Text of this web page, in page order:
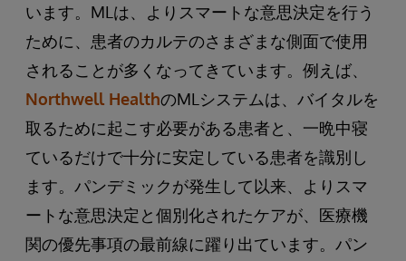
います。MLは、よりスマートな意思決定を行う
ために、患者のカルテのさまざまな側面で使用
されることが多くなってきています。例えば、
Northwell HealthのMLシステムは、バイタルを
取るために起こす必要がある患者と、一晩中寝
ているだけで十分に安定している患者を識別し
ます。パンデミックが発生して以来、よりスマ
ートな意思決定と個別化されたケアが、医療機
関の優先事項の最前線に躍り出ています。パン